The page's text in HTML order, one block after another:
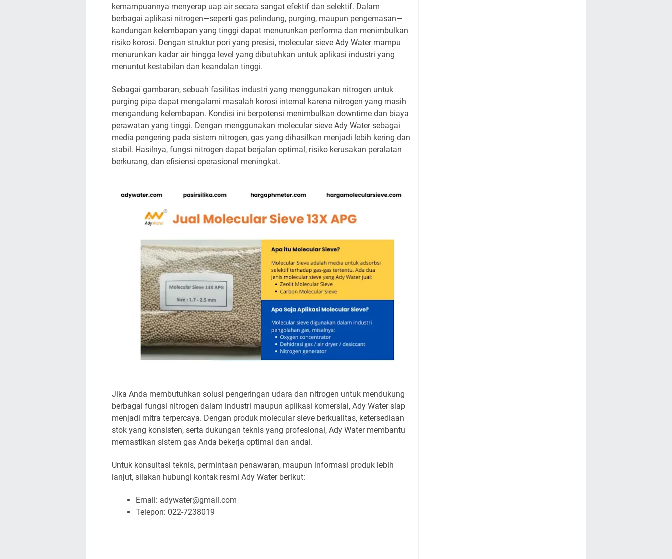
kemampuannya menyerap uap air secara sangat efektif dan selektif. Dalam
berbagai aplikasi nitrogen—seperti gas pelindung, purging, maupun pengemasan—
kandungan kelembapan yang tinggi dapat menurunkan performa dan menimbulkan
risiko korosi. Dengan struktur pori yang presisi, molecular sieve Ady Water mampu
menurunkan kadar air hingga level yang dibutuhkan untuk aplikasi industri yang
menuntut kestabilan dan keandalan tinggi.
Sebagai gambaran, sebuah fasilitas industri yang menggunakan nitrogen untuk
purging pipa dapat mengalami masalah korosi internal karena nitrogen yang masih
mengandung kelembapan. Kondisi ini berpotensi menimbulkan downtime dan biaya
perawatan yang tinggi. Dengan menggunakan molecular sieve Ady Water sebagai
media pengering pada sistem nitrogen, gas yang dihasilkan menjadi lebih kering dan
stabil. Hasilnya, fungsi nitrogen dapat berjalan optimal, risiko kerusakan peralatan
berkurang, dan efisiensi operasional meningkat.
Jika Anda membutuhkan solusi pengeringan udara dan nitrogen untuk mendukung
berbagai fungsi nitrogen dalam industri maupun aplikasi komersial, Ady Water siap
menjadi mitra terpercaya. Dengan produk molecular sieve berkualitas, ketersediaan
stok yang konsisten, serta dukungan teknis yang profesional, Ady Water membantu
memastikan sistem gas Anda bekerja optimal dan andal.
Untuk konsultasi teknis, permintaan penawaran, maupun informasi produk lebih
lanjut, silakan hubungi kontak resmi Ady Water berikut:
Email: adywater@gmail.com
Telepon: 022-7238019